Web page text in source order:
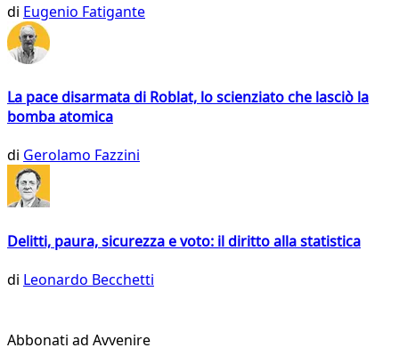
di Eugenio Fatigante
La pace disarmata di Roblat, lo scienziato che lasciò la
bomba atomica
di Gerolamo Fazzini
Delitti, paura, sicurezza e voto: il diritto alla statistica
di Leonardo Becchetti
Abbonati ad Avvenire